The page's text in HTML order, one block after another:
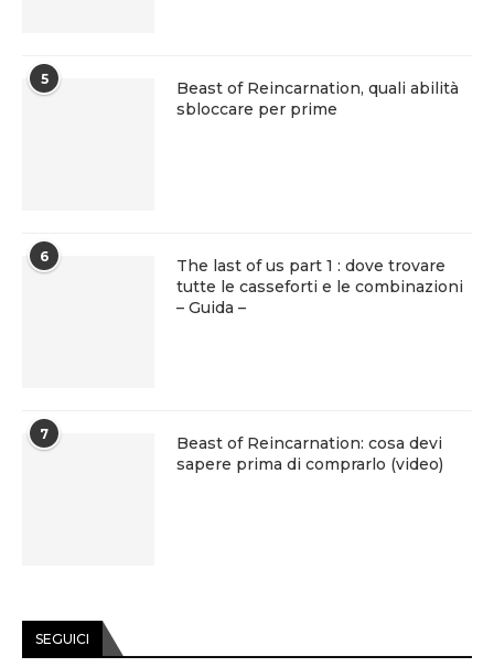
5
Beast of Reincarnation, quali abilità
sbloccare per prime
6
The last of us part 1 : dove trovare
tutte le casseforti e le combinazioni
– Guida –
7
Beast of Reincarnation: cosa devi
sapere prima di comprarlo (video)
SEGUICI